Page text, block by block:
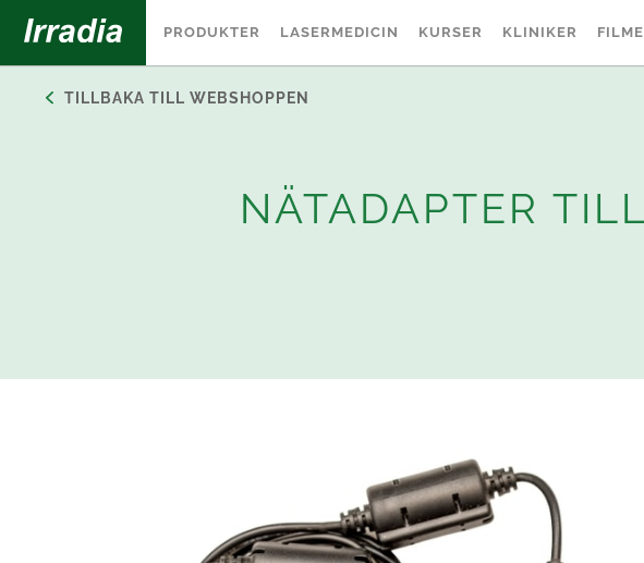
PRODUKTER LASERMEDICIN KURSER KLINIKER
NÄTADAPTER
TILLBAKA TILL WEBSHOPPEN